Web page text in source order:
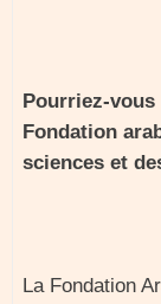
Pourriez-
Fondation
sciences et
La Fondation